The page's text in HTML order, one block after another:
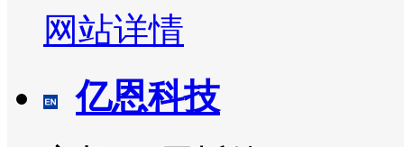
网站详情
亿恩科技